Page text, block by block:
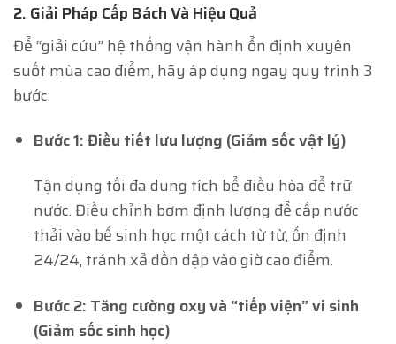
2. Giải Pháp Cấp Bách Và Hiệu Quả
Để “giải cứu” hệ thống vận hành ổn định xuyên
suốt mùa cao điểm, hãy áp dụng ngay quy trình 3
bước:
Bước 1: Điều tiết lưu lượng (Giảm sốc vật lý)
Tận dụng tối đa dung tích bể điều hòa để trữ
nước. Điều chỉnh bơm định lượng để cấp nước
thải vào bể sinh học một cách từ từ, ổn định
24/24, tránh xả dồn dập vào giờ cao điểm.
Bước 2: Tăng cường oxy và “tiếp viện” vi sinh
(Giảm sốc sinh học)